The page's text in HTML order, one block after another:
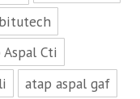
Cti
atap aspal gaf